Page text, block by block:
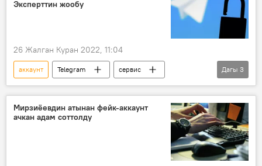
Эксперттин жообу
26 Жалган Куран 2022, 11:04
аккаунт Telegram
сервис
бузуу
кирүү
коопсуздук
Дүйнөдө
Дагы 3
Мирзиёевдин атынан фейк-аккаунт
ачкан адам соттолду